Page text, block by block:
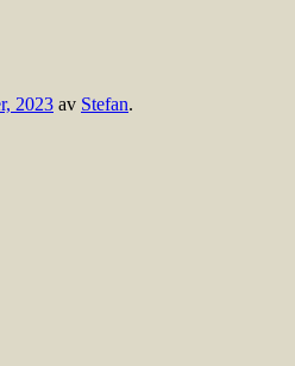
2023 av Stefan.